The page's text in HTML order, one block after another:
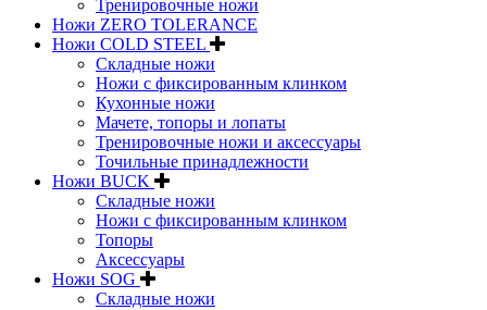
Тренировочные ножи
Ножи ZERO TOLERANCE
Ножи COLD STEEL
Складные ножи
Ножи с фиксированным клинком
Кухонные ножи
Мачете, топоры и лопаты
Тренировочные ножи и аксессуары
Точильные принадлежности
Ножи BUCK
Складные ножи
Ножи с фиксированным клинком
Топоры
Аксессуары
Ножи SOG
Складные ножи